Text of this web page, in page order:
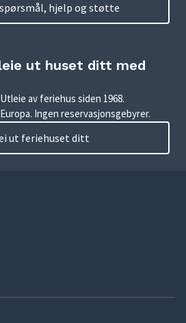
hjelp og støtte
ut huset ditt med
av feriehus siden 1968.
Ingen reservasjonsgebyrer.
ut feriehuset ditt